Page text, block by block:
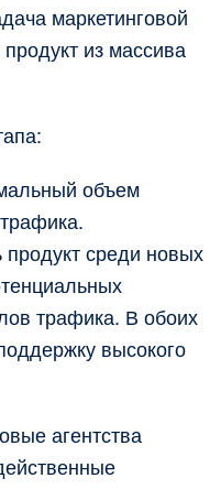
маркетинговой
из массива
объем
среди новых
трафика. В обоих
высокого
агентства